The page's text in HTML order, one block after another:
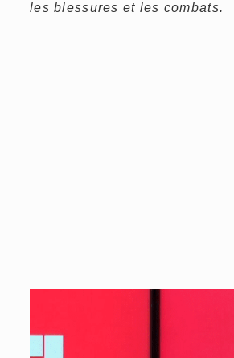
les blessures et les combats.